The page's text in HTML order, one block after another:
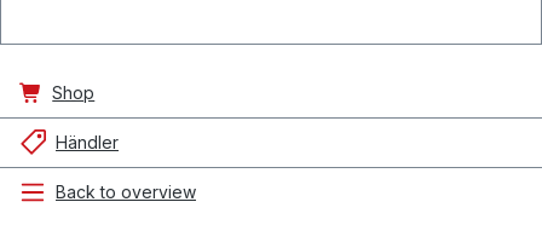
Shop
Händler
Back to overview